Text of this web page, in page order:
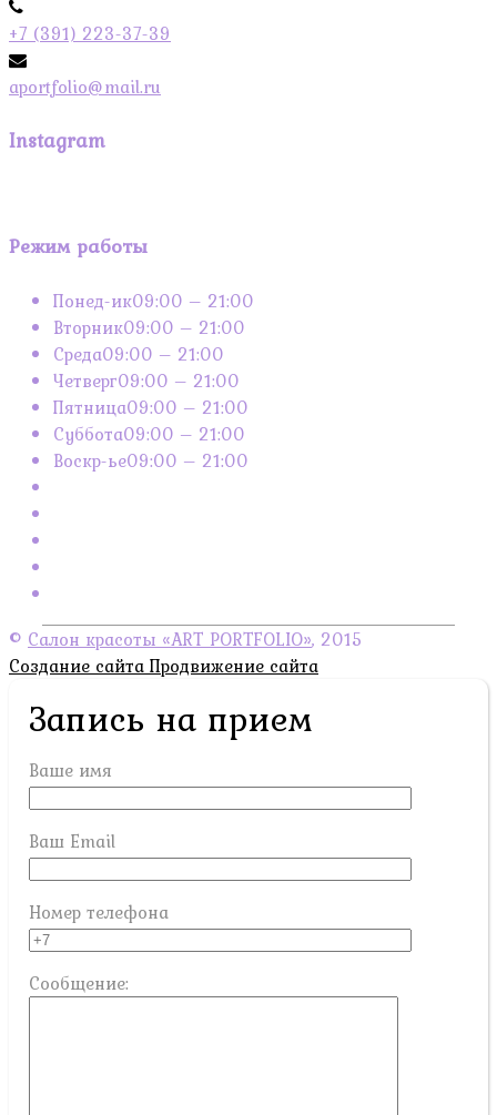
+7 (391) 223-37-39
aportfolio@mail.ru
Instagram
Режим работы
Понед-ик09:00 – 21:00
Вторник09:00 – 21:00
Среда09:00 – 21:00
Четверг09:00 – 21:00
Пятница09:00 – 21:00
Суббота09:00 – 21:00
Воскр-ье09:00 – 21:00
© Салон красоты «ART PORTFOLIO», 2015
Создание сайта Продвижение сайта
Запись на прием
Ваше имя
Ваш Email
Номер телефона
Сообщение: